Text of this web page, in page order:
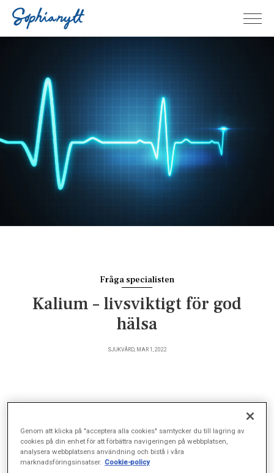
Fråga specialisten
Kalium – livsviktigt för god
hälsa
SJUKVÅRD, MAR 1, 2022
Försäkringsmottagningen Sophiahemmet, svarar på
frågor om kalium och dess inverkan på kroppen.
Genom att klicka på "acceptera alla cookies" samtycker du till lagring av
cookies på din enhet för att förbättra navigeringen på webbplatsen,
analysera webbplatsens användning och bistå i våra
marknadsföringsinsatser. Cookie-policy